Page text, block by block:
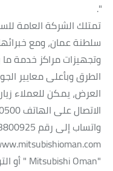
".
تمتلك الشركة العامة
سلطنة عمان، ومع
وتجهيزات مراكز خدمة ما
الطرق وبأعلى معايير
العرض، يمكن للعملاء
"Mitsubishi Oman " أو التويتر على @mitsubishioman .